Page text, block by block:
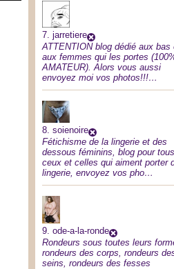
7. jarretiere
ATTENTION blog dédié aux bas
aux femmes qui les portes
AMATEUR). Alors vous aussi
envoyez moi vos photos!!!…
8. soienoire
Fétichisme de la lingerie et des
dessous féminins, blog pour tous
ceux et celles qui aiment porter
lingerie, envoyez vos pho…
9. ode-a-la-ronde
Rondeurs sous toutes leurs
rondeurs des corps, rondeurs
seins, rondeurs des fesses